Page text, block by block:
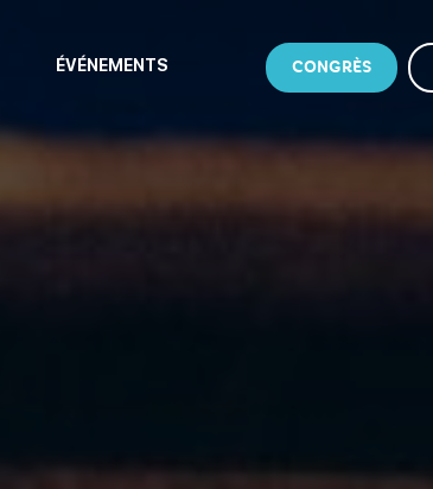
ÉVÉNEMENTS CONGRÈS